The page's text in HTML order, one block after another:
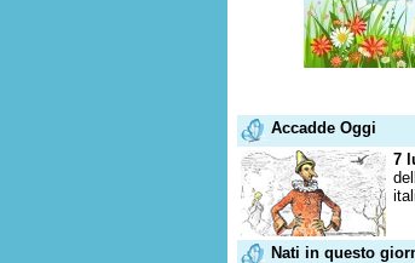
Accadde Oggi
7
Nati in questo